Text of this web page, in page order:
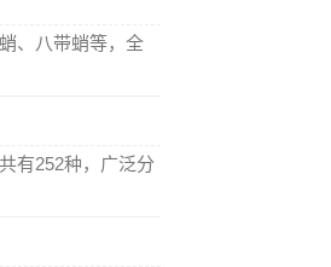
、八带蛸等，全
有252种，广泛分